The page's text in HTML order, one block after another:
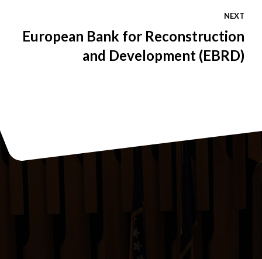
NEXT
European Bank for Reconstruction
and Development (EBRD)